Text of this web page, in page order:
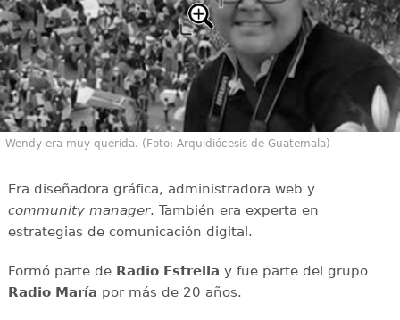
Wendy era muy querida. (Foto: Arquidiócesis de Guatemala)
Era diseñadora gráfica, administradora web y
community manager. También era experta en
estrategias de comunicación digital.
Formó parte de Radio Estrella y fue parte del grupo
Radio María por más de 20 años.